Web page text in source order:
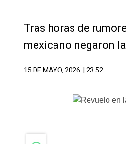
Tras horas de
mexicano negaron
15 DE MAYO, 2026 | 23.52